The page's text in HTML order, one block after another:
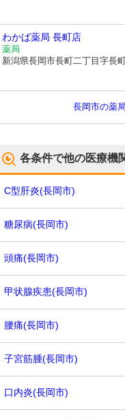
わかば薬局 長町店
薬局
新潟県長岡市長町二丁目字長
長岡市の薬
各条件で他の医療機
C型肝炎(長岡市)
糖尿病(長岡市)
頭痛(長岡市)
甲状腺疾患(長岡市)
腰痛(長岡市)
子宮筋腫(長岡市)
口内炎(長岡市)